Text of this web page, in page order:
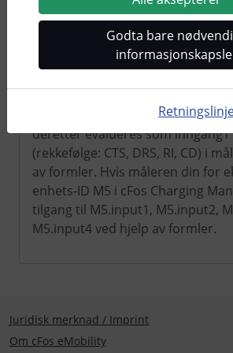
Med ovennevnte konfigurasjon
Port" også digitale innganger,
styresignaler utenfra, for
og CD til jord på RS232-
deretter evalueres som
(rekkefølge: CTS, DRS, RI, CD) i
av formler. Hvis måleren din for
enhets-ID M5 i cFos Charging
tilgang til M5.input1, M5.input2,
M5.input4 ved hjelp av formler.
Juridisk merknad / Imprint
Om cFos eMobility
Godta bare